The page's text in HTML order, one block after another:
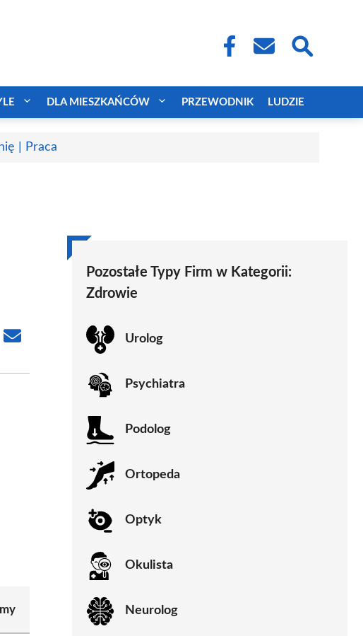
DLA MIESZKAŃCÓW PRZEWODNIK LUDZIE
| Praca
Share
Pozostałe Typy Firm w Kategorii:
Zdrowie
Urolog
Psychiatra
Podolog
Ortopeda
Optyk
Okulista
Neurolog